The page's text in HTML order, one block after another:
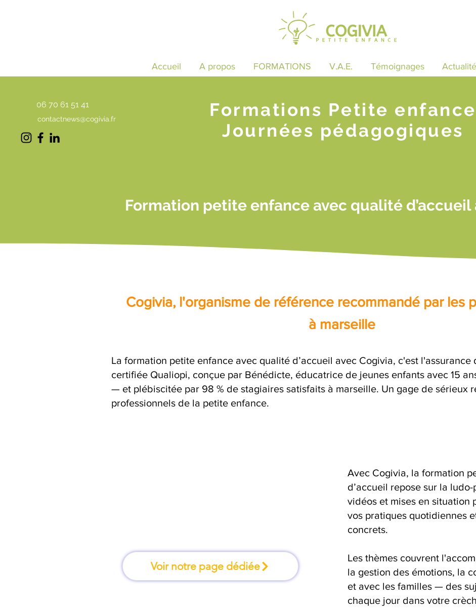
Accueil A propos FORMATIONS V.A.E. Témoignages
06 70 61 51 41
contactnews@cogivia.fr
Formations Petite enfance
Journées pédagogiques
Formation petite enfance avec qualité
Cogivia, l'organisme de référence recommandé par les
à marseille
La formation petite enfance avec qualité d’accueil avec Cogivia, c'est l'assurance
certifiée Qualiopi, conçue par Bénédicte, éducatrice de jeunes enfants avec 15
— et plébiscitée par 98 % de stagiaires satisfaits à marseille. Un gage de sérieux
professionnels de la petite enfance.
Voir notre page dédiée
Avec Cogivia, la formation
d’accueil repose sur la
vidéos et mises en situation
vos pratiques quotidiennes
concrets.
Les thèmes couvrent
la gestion des émotions, la
et avec les familles — des
chaque jour dans votre